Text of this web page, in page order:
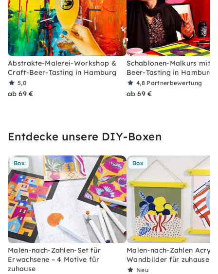
Abstrakte-Malerei-Workshop &
Craft-Beer-Tasting in Hamburg
5,0
ab 69 €
Schablonen-Malkurs mit
Beer-Tasting in Hamburg
4,8 Partnerbewertung
ab 69 €
Entdecke unsere DIY-Boxen
Box
Malen-nach-Zahlen-Set für
Erwachsene – 4 Motive für
zuhause
Box
Malen-nach-Zahlen Acryl-
Wandbilder für zuhause
Neu